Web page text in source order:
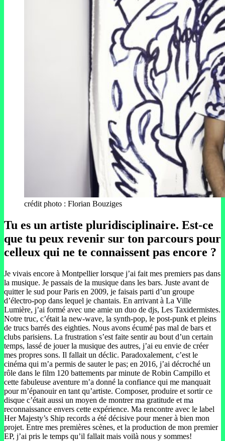
crédit photo : Florian Bouziges
Tu es un artiste pluridisciplinaire. Est-ce
que tu peux revenir sur ton parcours pour
celleux qui ne te connaissent pas encore ?
Je vivais encore à Montpellier lorsque j’ai fait mes premiers pas dans
la musique. Je passais de la musique dans les bars. Juste avant de
quitter le sud pour Paris en 2009, je faisais parti d’un groupe
d’électro-pop dans lequel je chantais. En arrivant à La Ville
Lumière, j’ai formé avec une amie un duo de djs, Les Taxidermistes.
Notre truc, c’était la new-wave, la synth-pop, le post-punk et pleins
de trucs barrés des eighties. Nous avons écumé pas mal de bars et
clubs parisiens. La frustration s’est faite sentir au bout d’un certain
temps, lassé de jouer la musique des autres, j’ai eu envie de créer
mes propres sons. Il fallait un déclic. Paradoxalement, c’est le
cinéma qui m’a permis de sauter le pas; en 2016, j’ai décroché un
rôle dans le film 120 battements par minute de Robin Campillo et
cette fabuleuse aventure m’a donné la confiance qui me manquait
pour m’épanouir en tant qu’artiste. Composer, produire et sortir ce
disque c’était aussi un moyen de montrer ma gratitude et ma
reconnaissance envers cette expérience. Ma rencontre avec le label
Her Majesty’s Ship records a été décisive pour mener à bien mon
projet. Entre mes premières scènes, et la production de mon premier
EP, j’ai pris le temps qu’il fallait mais voilà nous y sommes!